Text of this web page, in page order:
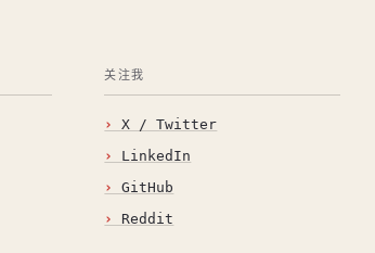
关注我
X / Twitter
LinkedIn
GitHub
Reddit